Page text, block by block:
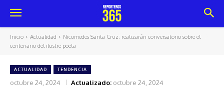
Inicio Actualidad
Nicomedes Santa Cruz: realizarán conversatorio sobre el
centenario del ilustre poeta
ACTUALIDAD TENDENCIA
octubre 24, 2024 Actualizado: octubre 24, 2024